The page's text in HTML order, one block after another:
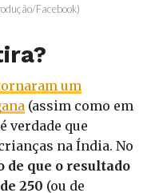
Facebook)
um
(assim como em
verdade que
na Índia. No
de que o resultado
250 (ou de